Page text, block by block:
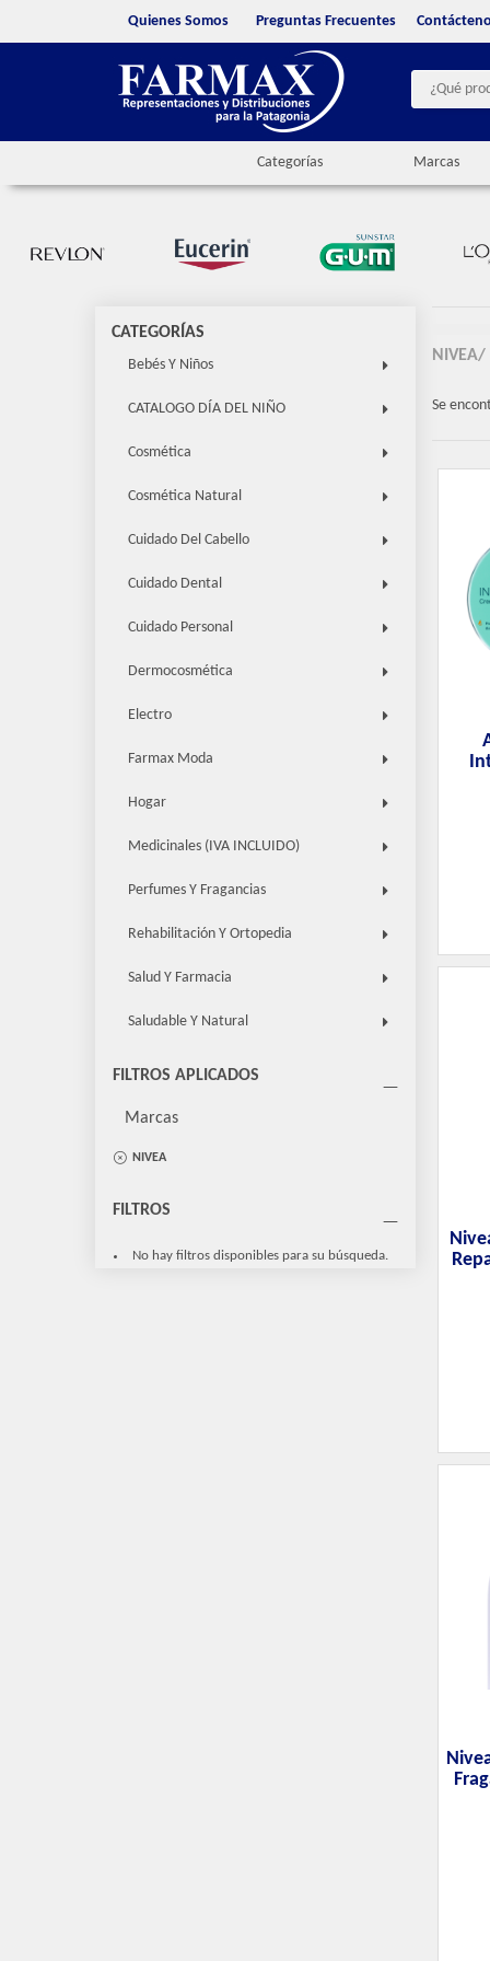
Quienes Somos Preguntas Frecuentes
Categorías Marcas
CATEGORÍAS
Bebés Y Niños
CATALOGO DÍA DEL NIÑO
Cosmética
Cosmética Natural
Cuidado Del Cabello
Cuidado Dental
Cuidado Personal
Dermocosmética
Electro
Farmax Moda
Hogar
Medicinales (IVA INCLUIDO)
Perfumes Y Fragancias
Rehabilitación Y Ortopedia
Salud Y Farmacia
Saludable Y Natural
FILTROS APLICADOS
Marcas
NIVEA
FILTROS
No hay filtros disponibles para su búsqueda.
NIVEA/
Se